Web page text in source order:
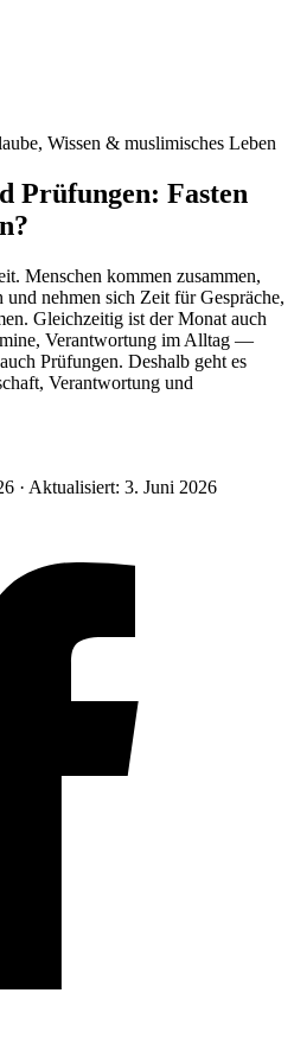
Wissen & muslimisches Leben
Prüfungen: Fasten
Menschen kommen zusammen,
und nehmen sich Zeit für Gespräche,
Gleichzeitig ist der Monat auch
Verantwortung im Alltag —
Prüfungen. Deshalb geht es
Verantwortung und
· Aktualisiert: 3. Juni 2026